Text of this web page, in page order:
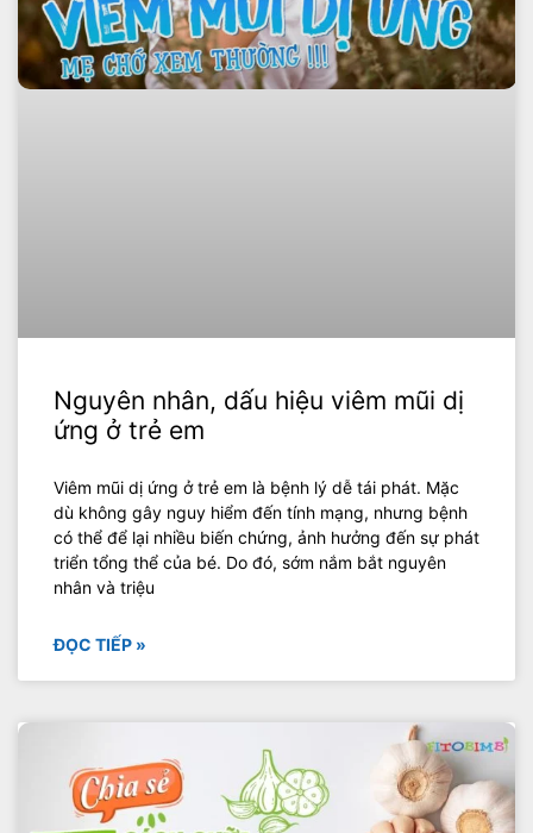
Nguyên nhân, dấu hiệu viêm mũi dị
ứng ở trẻ em
Viêm mũi dị ứng ở trẻ em là bệnh lý dễ tái phát. Mặc
dù không gây nguy hiểm đến tính mạng, nhưng bệnh
có thể để lại nhiều biến chứng, ảnh hưởng đến sự phát
triển tổng thể của bé. Do đó, sớm nắm bắt nguyên
nhân và triệu
ĐỌC TIẾP »